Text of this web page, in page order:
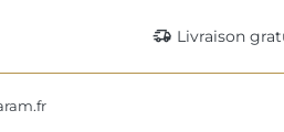
delivery_truck_speed Livraison